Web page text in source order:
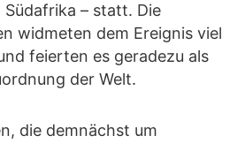
– statt. Die
widmeten dem Ereignis viel
feierten es geradezu als
der Welt.
die demnächst um